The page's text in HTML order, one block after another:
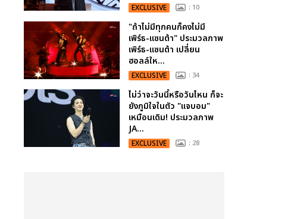
EXCLUSIVE : 10
"ถ้าไม่มีทุกคนก็คงไม่มี
เพิร์ธ-แซนต้า" ประมวลภาพ
เพิร์ธ-แซนต้า เปลี่ยน
ฮอลล์ให...
EXCLUSIVE : 34
ไม่ว่าจะวันนี้หรือวันไหน ก็จะ
ยังภูมิใจในตัว "แจบอม"
เหมือนเดิม! ประมวลภาพ
JA...
EXCLUSIVE : 28